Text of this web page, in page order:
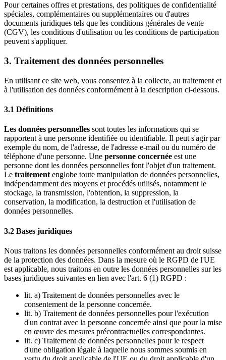
Pour certaines offres et prestations, des politiques de confidentialité
spéciales, complémentaires ou supplémentaires ou d'autres
documents juridiques tels que les conditions générales de vente
(CGV), les conditions d'utilisation ou les conditions de participation
peuvent s'appliquer.
3. Traitement des données personnelles
En utilisant ce site web, vous consentez à la collecte, au traitement et
à l'utilisation des données conformément à la description ci-dessous.
3.1 Définitions
Les données personnelles sont toutes les informations qui se
rapportent à une personne identifiée ou identifiable. Il peut s'agir par
exemple du nom, de l'adresse, de l'adresse e-mail ou du numéro de
téléphone d'une personne. Une personne concernée est une
personne dont les données personnelles font l'objet d'un traitement.
Le traitement englobe toute manipulation de données personnelles,
indépendamment des moyens et procédés utilisés, notamment le
stockage, la transmission, l'obtention, la suppression, la
conservation, la modification, la destruction et l'utilisation de
données personnelles.
3.2 Bases juridiques
Nous traitons les données personnelles conformément au droit suisse
de la protection des données. Dans la mesure où le RGPD de l'UE
est applicable, nous traitons en outre les données personnelles sur les
bases juridiques suivantes en lien avec l'art. 6 (1) RGPD :
lit. a) Traitement de données personnelles avec le
consentement de la personne concernée.
lit. b) Traitement de données personnelles pour l'exécution
d'un contrat avec la personne concernée ainsi que pour la mise
en œuvre des mesures précontractuelles correspondantes.
lit. c) Traitement de données personnelles pour le respect
d'une obligation légale à laquelle nous sommes soumis en